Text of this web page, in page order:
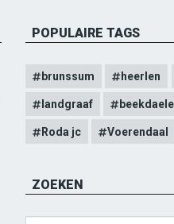
POPULAIRE TAGS
brunssum heerlen
landgraaf
Roda jc Voerendaal
ZOEKEN